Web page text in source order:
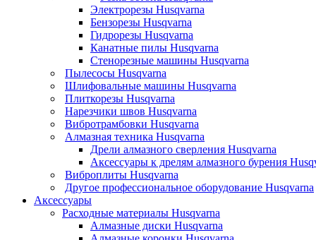
Электрорезы Husqvarna
Бензорезы Husqvarna
Гидрорезы Husqvarna
Канатные пилы Husqvarna
Стенорезные машины Husqvarna
Пылесосы Husqvarna
Шлифовальные машины Husqvarna
Плиткорезы Husqvarna
Нарезчики швов Husqvarna
Вибротрамбовки Husqvarna
Алмазная техника Husqvarna
Дрели алмазного сверления Husqvarna
Аксессуары к дрелям алмазного бурения
Виброплиты Husqvarna
Другое профессиональное оборудование Husqvarna
Аксессуары
Расходные материалы Husqvarna
Алмазные диски Husqvarna